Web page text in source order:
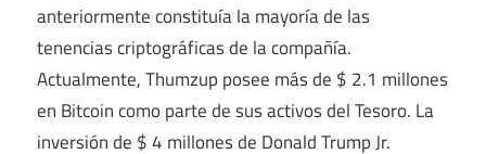
anteriormente constituía la mayoría de las
tenencias criptográficas de la compañía.
Actualmente, Thumzup posee más de $ 2.1 millones
en Bitcoin como parte de sus activos del Tesoro. La
inversión de $ 4 millones de Donald Trump Jr.